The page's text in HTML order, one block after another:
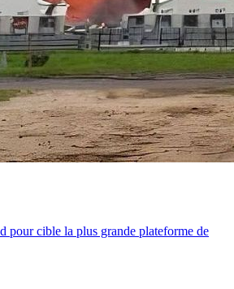
pour cible la plus grande plateforme de